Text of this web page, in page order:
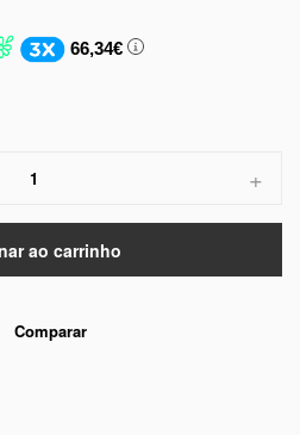
66,34€
+
ao carrinho
Comparar